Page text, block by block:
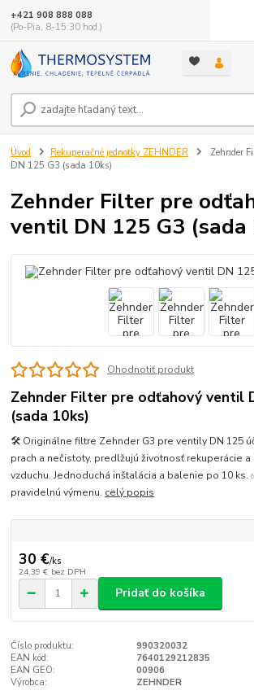
+421 908 888 088
(Po-Pia, 8-15:30 hod.)
Úvod Rekuperačné jednotky ZEHNDER
Zehnder
DN 125 G3 (sada 10ks)
Zehnder Filter pre
ventil DN 125 G3 (sada
Ohodnotiť produkt
Zehnder Filter pre odťahový ventil
(sada 10ks)
🛠️ Originálne filtre Zehnder G3 pre ventily DN 125
prach a nečistoty, predlžujú životnosť rekuperácie
vzduchu. Jednoduchá inštalácia a balenie po 10 ks.
pravidelnú výmenu. celý popis
30 €/ks
24,39 € bez DPH
Pridať do košíka
Číslo produktu:
990320032
EAN kód:
7640129212835
EAN GEO:
00906
Výrobca:
ZEHNDER